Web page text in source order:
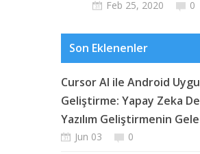
Feb 25, 2020 0
Son Eklenenler
Cursor AI ile Android
Geliştirme: Yapay Zeka
Yazılım Geliştirmenin
Jun 03 0